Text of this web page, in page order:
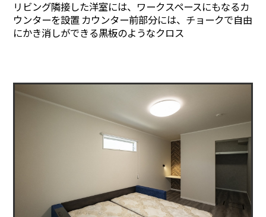
リビング隣接した洋室には、ワークスペースにもなるカ
ウンターを設置 カウンター前部分には、チョークで自由
にかき消しができる黒板のようなクロス